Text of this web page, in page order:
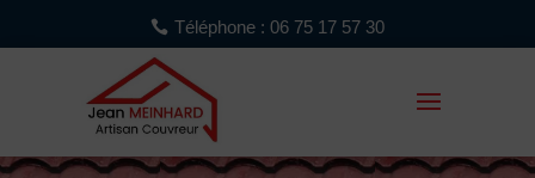
Téléphone : 06 75 17 57 30